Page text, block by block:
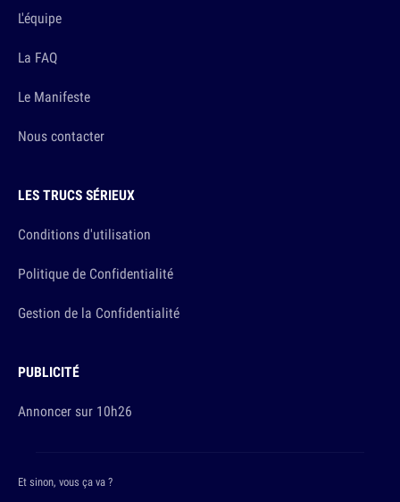
L'équipe
La FAQ
Le Manifeste
Nous contacter
LES TRUCS SÉRIEUX
Conditions d'utilisation
Politique de Confidentialité
Gestion de la Confidentialité
PUBLICITÉ
Annoncer sur 10h26
Et sinon, vous ça va ?